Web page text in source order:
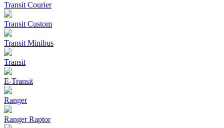
Transit Courier
Transit Custom
Transit Minibus
Transit
E-Transit
Ranger
Ranger Raptor